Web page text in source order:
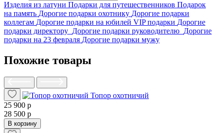
Изделия из латуни Подарки для путешественников Подарок
на память Дорогие подарки охотнику Дорогие подарки
коллегам Дорогие подарки на юбилей VIP подарки Дорогие
подарки директору Дорогие подарки руководителю Дорогие
подарки на 23 февраля Дорогие подарки мужу
Похожие товары
Топор охотничий
25 900 р
28 500 р
В корзину